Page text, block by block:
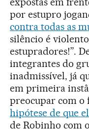
por estupro
contra todas as
silêncio é
estupradores!”.
integrantes do
inadmissível, já
em primeira
preocupar com
hipótese de que
de Robinho com